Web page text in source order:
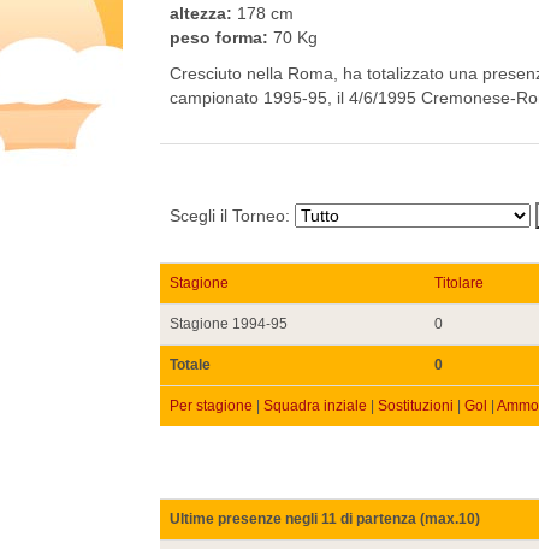
altezza: 178 cm
peso forma: 70 Kg
Cresciuto nella Roma, ha totalizzato una
campionato 1995-95, il 4/6/1995 Cremonese-
Scegli il Torneo:
Stagione Titolare
Stagione 1994-95 0
Totale 0
Per stagione | Squadra inziale | Sostituzioni | Gol |
Ultime presenze negli 11 di partenza (max.10)